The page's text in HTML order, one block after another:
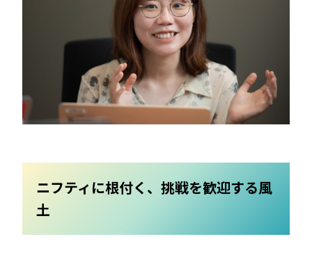
ニフティに根付く、挑戦を歓迎する風
土